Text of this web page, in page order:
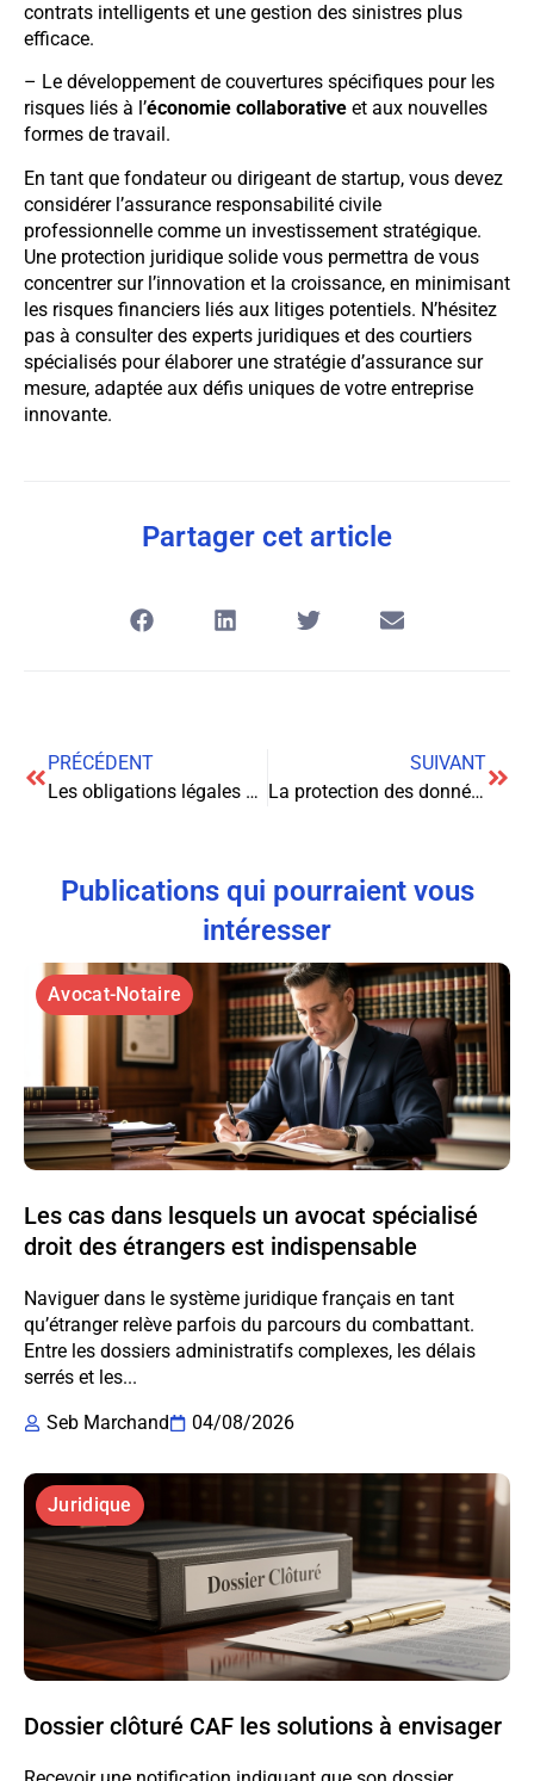
contrats intelligents et une gestion des sinistres plus
efficace.
– Le développement de couvertures spécifiques pour les
risques liés à l’économie collaborative et aux nouvelles
formes de travail.
En tant que fondateur ou dirigeant de startup, vous devez
considérer l’assurance responsabilité civile
professionnelle comme un investissement stratégique.
Une protection juridique solide vous permettra de vous
concentrer sur l’innovation et la croissance, en minimisant
les risques financiers liés aux litiges potentiels. N’hésitez
pas à consulter des experts juridiques et des courtiers
spécialisés pour élaborer une stratégie d’assurance sur
mesure, adaptée aux défis uniques de votre entreprise
innovante.
Partager cet article
PRÉCÉDENT
Les obligations légales des réparateurs en matière de protection des données clients
SUIVANT
La protection des données personnelles dans les franchises immobilières : un enjeu juridique majeur
Publications qui pourraient vous
intéresser
Avocat-Notaire
Les cas dans lesquels un avocat spécialisé
droit des étrangers est indispensable
Naviguer dans le système juridique français en tant
qu’étranger relève parfois du parcours du combattant.
Entre les dossiers administratifs complexes, les délais
serrés et les...
Seb Marchand
04/08/2026
Juridique
Dossier clôturé CAF les solutions à envisager